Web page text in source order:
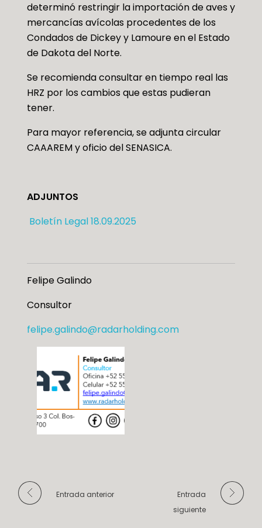
determinó restringir la importación de aves y
mercancías avícolas procedentes de los
Condados de Dickey y Lamoure en el Estado
de Dakota del Norte.
Se recomienda consultar en tiempo real las
HRZ por los cambios que estas pudieran
tener.
Para mayor referencia, se adjunta circular
CAAAREM y oficio del SENASICA.
ADJUNTOS
Boletín Legal 18.09.2025
Felipe Galindo
Consultor
felipe.galindo@radarholding.com
Entrada anterior
Entrada
siguiente